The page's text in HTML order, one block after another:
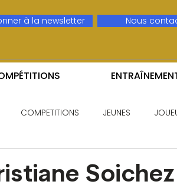
à la newsletter Nous
COMPETITIONS JEUNES
Soichez